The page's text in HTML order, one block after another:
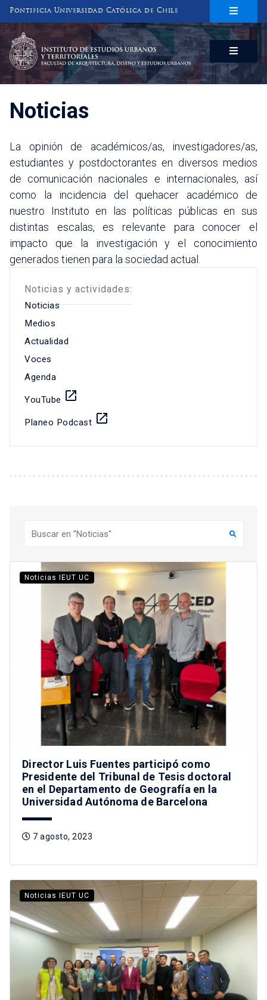
Pontificia Universidad Católica de Chile
INSTITUTO DE ESTUDIOS URBANOS
Y TERRITORIALES
FACULTAD DE ARQUITECTURA, DISEÑO Y ESTUDIOS URBANOS
Noticias
La opinión de académicos/as, investigadores/as,
estudiantes y postdoctorantes en diversos medios
de comunicación nacionales e internacionales, así
como la incidencia del quehacer académico de
nuestro Instituto en las políticas públicas en sus
distintas escalas, es relevante para conocer el
impacto que la investigación y el conocimiento
generados tienen para la sociedad actual.
Noticias y actividades:
Noticias
Medios
Actualidad
Voces
Agenda
YouTube launch
Planeo Podcast launch
Noticias IEUT UC
Director Luis Fuentes participó como
Presidente del Tribunal de Tesis doctoral
en el Departamento de Geografía en la
Universidad Autónoma de Barcelona
7 agosto, 2023
Noticias IEUT UC